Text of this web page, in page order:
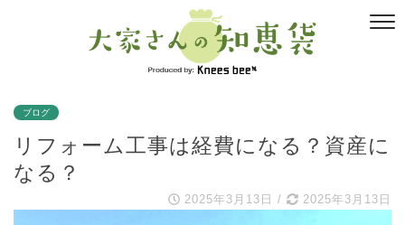
ブログ
リフォーム工事は経費になる？資産に
なる？
2025年3月13日 / 2025年3月13日